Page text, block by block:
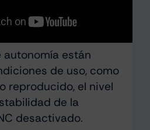
están
de uso, como
reproducido, el nivel
de la
desactivado.